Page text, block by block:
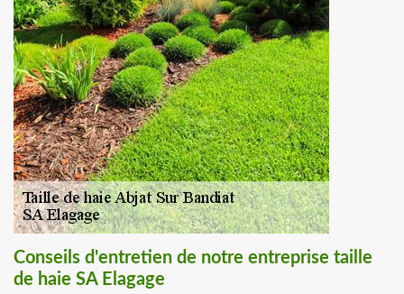
Conseils d'entretien de notre entreprise taille
de haie SA Elagage